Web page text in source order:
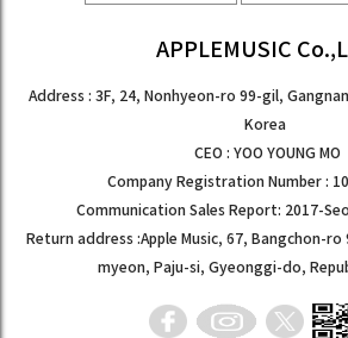
APPLEMUSIC
Address : 3F, 24, Nonhyeon-ro 99-gil,
Korea
CEO : YOO YOUNG MO
Company Registration Number :
Communication Sales Report: 2017-
Return address :Apple Music, 67, Bangchon-
myeon, Paju-si, Gyeonggi-do,